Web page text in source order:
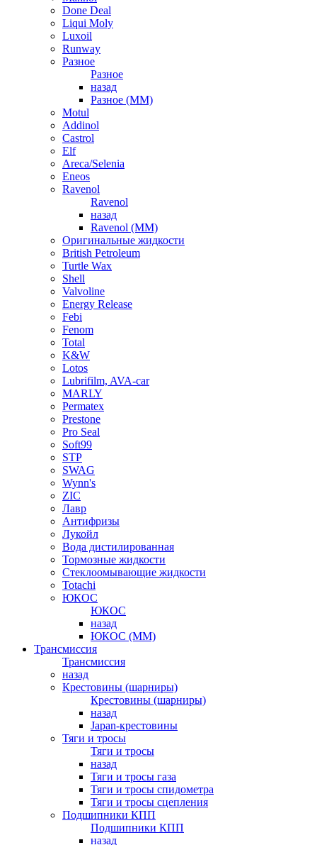
Done Deal
Liqui Moly
Luxoil
Runway
Разное
Разное
назад
Разное (ММ)
Motul
Addinol
Castrol
Elf
Areca/Selenia
Eneos
Ravenol
Ravenol
назад
Ravenol (ММ)
Оригинальные жидкости
British Petroleum
Turtle Wax
Shell
Valvoline
Energy Release
Febi
Fenom
Total
K&W
Lotos
Lubrifilm, AVA-car
MARLY
Permatex
Prestone
Pro Seal
Soft99
STP
SWAG
Wynn's
ZIC
Лавр
Антифризы
Лукойл
Вода дистилированная
Тормозные жидкости
Стеклоомывающие жидкости
Totachi
ЮКОС
ЮКОС
назад
ЮКОС (ММ)
Трансмиссия
Трансмиссия
назад
Крестовины (шарниры)
Крестовины (шарниры)
назад
Japan-крестовины
Тяги и тросы
Тяги и тросы
назад
Тяги и тросы газа
Тяги и тросы спидометра
Тяги и тросы сцепления
Подшипники КПП
Подшипники КПП
назад